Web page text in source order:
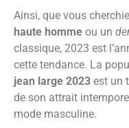
Ainsi, que vous
haute homme ou un
classique, 2023 est
cette tendance. La
jean large 2023 est un
de son attrait
mode masculine.